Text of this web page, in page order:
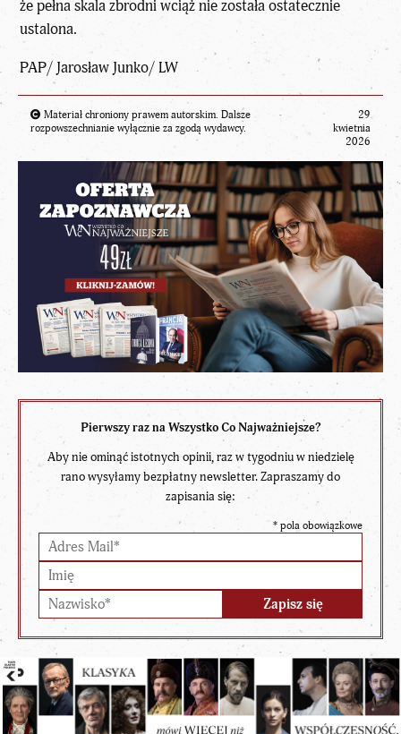
że pełna skala zbrodni wciąż nie została ostatecznie
ustalona.
PAP/ Jarosław Junko/ LW
Materiał chroniony prawem autorskim. Dalsze
rozpowszechnianie wyłącznie za zgodą wydawcy.
29
kwietnia
2026
Pierwszy raz na Wszystko Co Najważniejsze?
Aby nie ominąć istotnych opinii, raz w tygodniu w niedzielę
rano wysyłamy bezpłatny newsletter. Zapraszamy do
zapisania się:
* pola obowiązkowe